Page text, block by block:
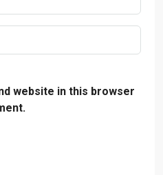
website in this browser